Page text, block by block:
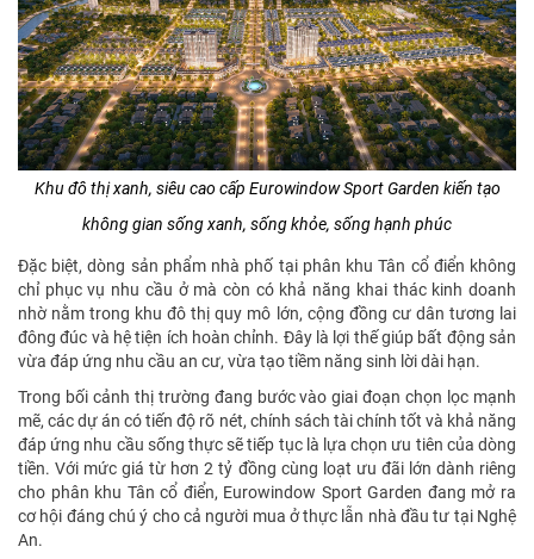
Khu đô thị xanh, siêu cao cấp Eurowindow Sport Garden kiến tạo
không gian sống xanh, sống khỏe, sống hạnh phúc
Đặc biệt, dòng sản phẩm nhà phố tại phân khu Tân cổ điển không
chỉ phục vụ nhu cầu ở mà còn có khả năng khai thác kinh doanh
nhờ nằm trong khu đô thị quy mô lớn, cộng đồng cư dân tương lai
đông đúc và hệ tiện ích hoàn chỉnh. Đây là lợi thế giúp bất động sản
vừa đáp ứng nhu cầu an cư, vừa tạo tiềm năng sinh lời dài hạn.
Trong bối cảnh thị trường đang bước vào giai đoạn chọn lọc mạnh
mẽ, các dự án có tiến độ rõ nét, chính sách tài chính tốt và khả năng
đáp ứng nhu cầu sống thực sẽ tiếp tục là lựa chọn ưu tiên của dòng
tiền. Với mức giá từ hơn 2 tỷ đồng cùng loạt ưu đãi lớn dành riêng
cho phân khu Tân cổ điển, Eurowindow Sport Garden đang mở ra
cơ hội đáng chú ý cho cả người mua ở thực lẫn nhà đầu tư tại Nghệ
An.